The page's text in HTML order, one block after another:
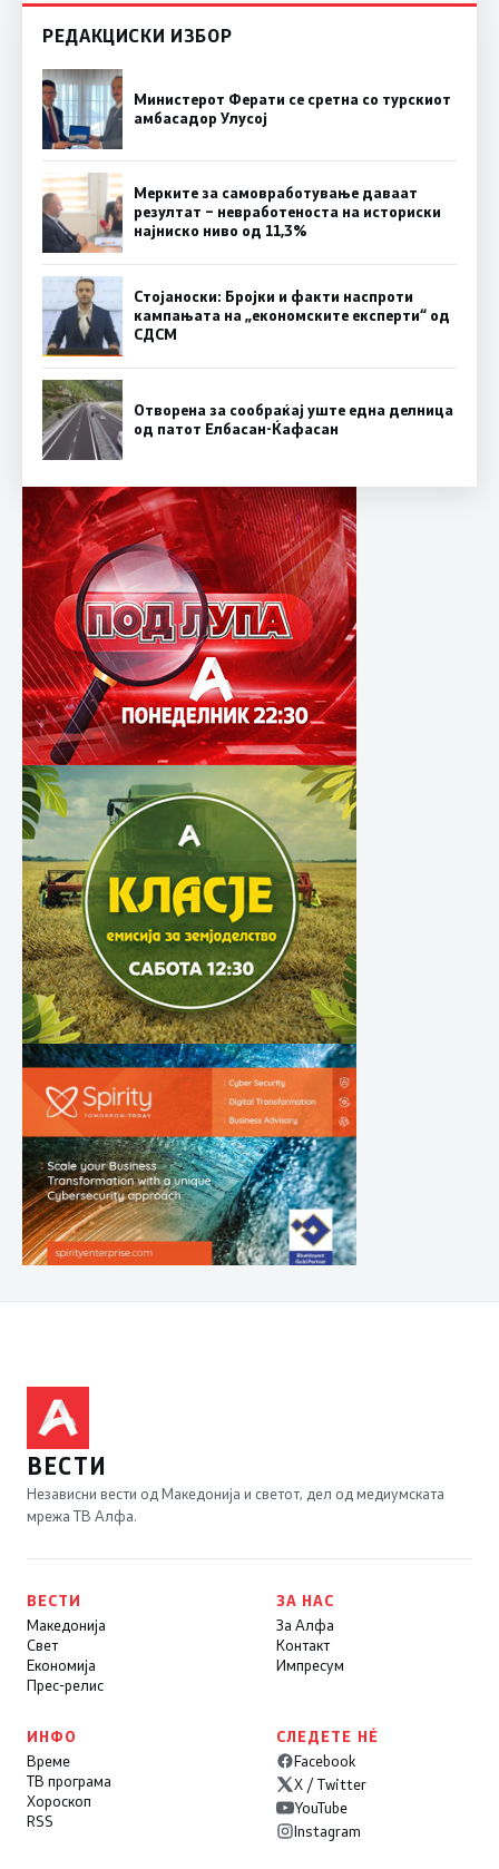
РЕДАКЦИСКИ ИЗБОР
Министерот Ферати се сретна со турскиот
амбасадор Улусој
Мерките за самовработување даваат
резултат – невработеноста на историски
најниско ниво од 11,3%
Стојаноски: Бројки и факти наспроти
кампањата на „економските експерти“ од
СДСM
Отворена за сообраќај уште една делница
од патот Елбасан-Ќафасан
ВЕСТИ
Независни вести од Македонија и светот, дел од медиумската
мрежа ТВ Алфа.
ВЕСТИ
Македонија
Свет
Економија
Прес-релис
ЗА НАС
За Алфа
Контакт
Импресум
ИНФО
Време
ТВ програма
Хороскоп
RSS
СЛЕДЕТЕ НÉ
Facebook
X / Twitter
YouTube
Instagram